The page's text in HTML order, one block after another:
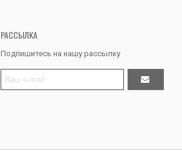
РАССЫЛКА
Подпишитесь на нашу рассылку
Дякую за все, продавець супер.